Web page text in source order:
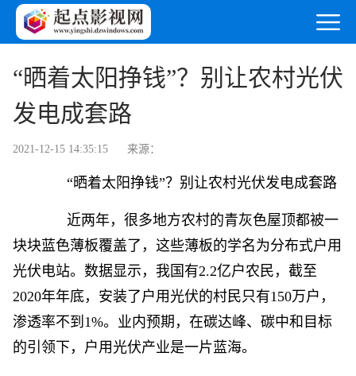
“晒着太阳挣钱”？别让农村光伏
发电成套路
2021-12-15 14:35:15 来源：
“晒着太阳挣钱”？别让农村光伏发电成套路
近两年，很多地方农村的青灰色屋顶都被一
块块蓝色薄板覆盖了，这些薄板的学名为分布式户用
光伏电站。数据显示，我国有2.2亿户农民，截至
2020年年底，安装了户用光伏的村民只有150万户，
渗透率不到1%。业内预期，在碳达峰、碳中和目标
的引领下，户用光伏产业是一片蓝海。